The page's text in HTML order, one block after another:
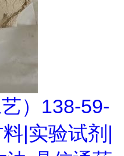
）138-59-
|实验试剂|